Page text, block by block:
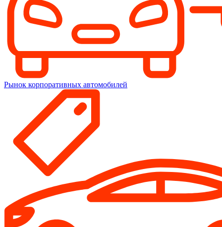
Рынок корпоративных автомобилей